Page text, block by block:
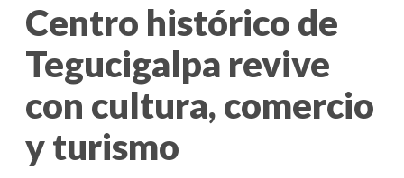
Centro histórico de
Tegucigalpa revive
con cultura, comercio
y turismo